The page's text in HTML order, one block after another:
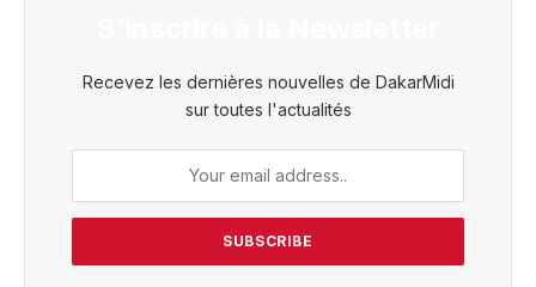
Recevez les dernières nouvelles de DakarMidi
sur toutes l'actualités